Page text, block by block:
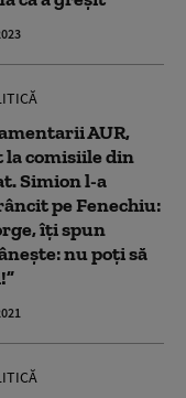
AUR,
la comisiile din
Simion l-a
pe Fenechiu:
îți spun
nu poți să